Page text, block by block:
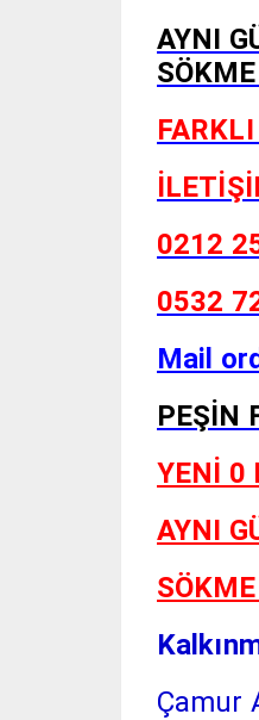
AYNI
0212
0532
Mail
PEŞİN
YENİ 0
AYNI
Çamur